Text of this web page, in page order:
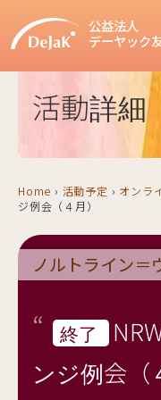
公益法人
デーヤック
活動詳細
Home › 活動予定 › オンラ
ジ例会（４月）
ノルトライン＝
終了
ンジ例会（